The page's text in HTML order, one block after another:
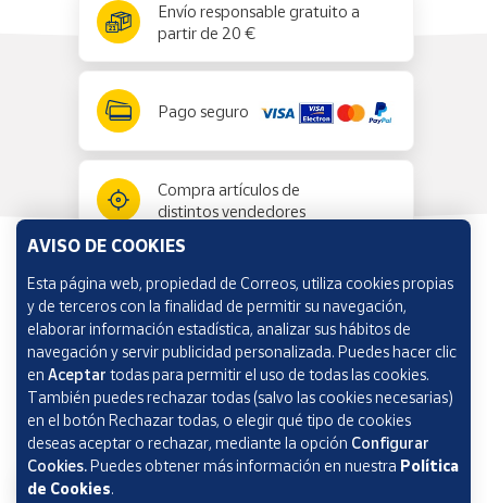
Envío responsable gratuito a
partir de 20 €
Pago seguro
Compra artículos de
distintos vendedores
Información y ayuda
Correos Market
AVISO DE COOKIES
Esta página web, propiedad de Correos, utiliza cookies propias
y de terceros con la finalidad de permitir su navegación,
elaborar información estadística, analizar sus hábitos de
navegación y servir publicidad personalizada. Puedes hacer clic
en Aceptar todas para permitir el uso de todas las cookies.
También puedes rechazar todas (salvo las cookies necesarias)
en el botón Rechazar todas, o elegir qué tipo de cookies
deseas aceptar o rechazar, mediante la opción Configurar
Cookies.Puedes obtener más información en nuestra Política
de Cookies.